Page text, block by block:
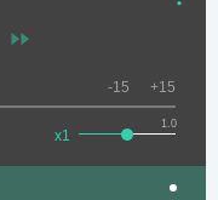
1.0
x1
-15 +15